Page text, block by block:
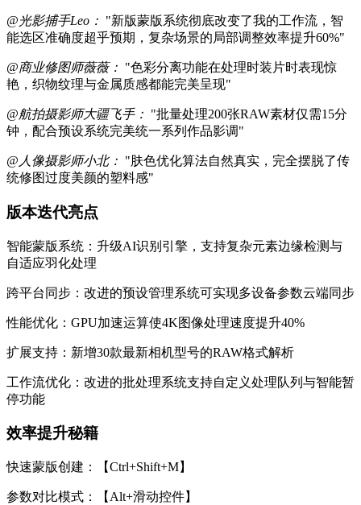
@光影捕手Leo： "新版蒙版系统彻底改变了我的工作流，智
能选区准确度超乎预期，复杂场景的局部调整效率提升60%"
@商业修图师薇薇： "色彩分离功能在处理时装片时表现惊
艳，织物纹理与金属质感都能完美呈现"
@航拍摄影师大疆飞手： "批量处理200张RAW素材仅需15分
钟，配合预设系统完美统一系列作品影调"
@人像摄影师小北： "肤色优化算法自然真实，完全摆脱了传
统修图过度美颜的塑料感"
版本迭代亮点
智能蒙版系统：升级AI识别引擎，支持复杂元素边缘检测与
自适应羽化处理
跨平台同步：改进的预设管理系统可实现多设备参数云端同步
性能优化：GPU加速运算使4K图像处理速度提升40%
扩展支持：新增30款最新相机型号的RAW格式解析
工作流优化：改进的批处理系统支持自定义处理队列与智能暂
停功能
效率提升秘籍
快速蒙版创建：【Ctrl+Shift+M】
参数对比模式：【Alt+滑动控件】